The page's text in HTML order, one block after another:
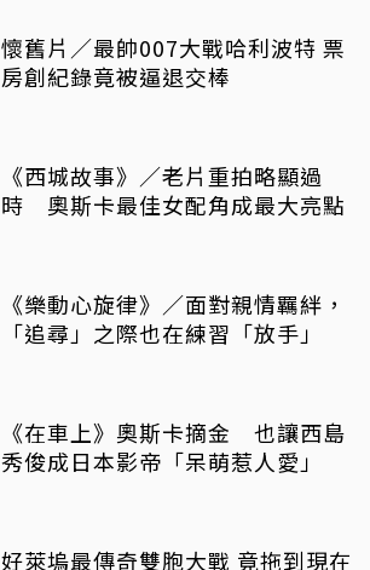
懷舊片／最帥007大戰哈利波特 票
房創紀錄竟被逼退交棒
《西城故事》／老片重拍略顯過
時 奧斯卡最佳女配角成最大亮點
《樂動心旋律》／面對親情羈絆，
「追尋」之際也在練習「放手」
《在車上》奧斯卡摘金 也讓西島
秀俊成日本影帝「呆萌惹人愛」
好萊塢最傳奇雙胞大戰 竟拖到現在